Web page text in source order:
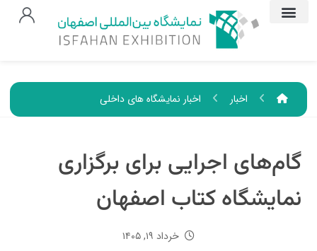
اخبار اخبار نمایشگاه های داخلی
گام‌های اجرایی برای برگزاری
نمایشگاه کتاب اصفهان
خرداد ۱۹, ۱۴۰۵